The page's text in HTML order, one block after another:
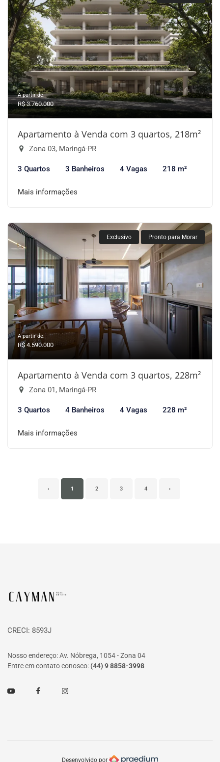
A partir de:
R$ 3.760.000
Apartamento à Venda com 3 quartos, 218m²
Zona 03, Maringá-PR
3 Quartos 3 Banheiros 4 Vagas 218 m²
Mais informações
Exclusivo Pronto para Morar
A partir de:
R$ 4.590.000
Apartamento à Venda com 3 quartos, 228m²
Zona 01, Maringá-PR
3 Quartos 4 Banheiros 4 Vagas 228 m²
Mais informações
‹ 1 2 3 4 ›
Página inicial
CRECI: 8593J
Nosso endereço: Av. Nóbrega, 1054 - Zona 04
Entre em contato conosco: (44) 9 8858-3998
Youtube FacebookInstagram
Desenvolvido por